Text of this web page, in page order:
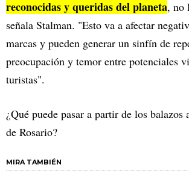
reconocidas y queridas del planeta, no
señala Stalman. "Esto va a afectar
marcas y pueden generar un sinfín de
preocupación y temor entre potenciales
turistas".
¿Qué puede pasar a partir de los balazos
de Rosario?
MIRA TAMBIÉN